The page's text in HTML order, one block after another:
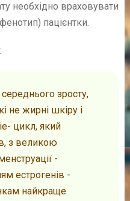
необхідно враховувати
пацієнтки.
зросту,
не жирні шкіру і
цикл, який
з великою
-
естрогенів -
найкраще